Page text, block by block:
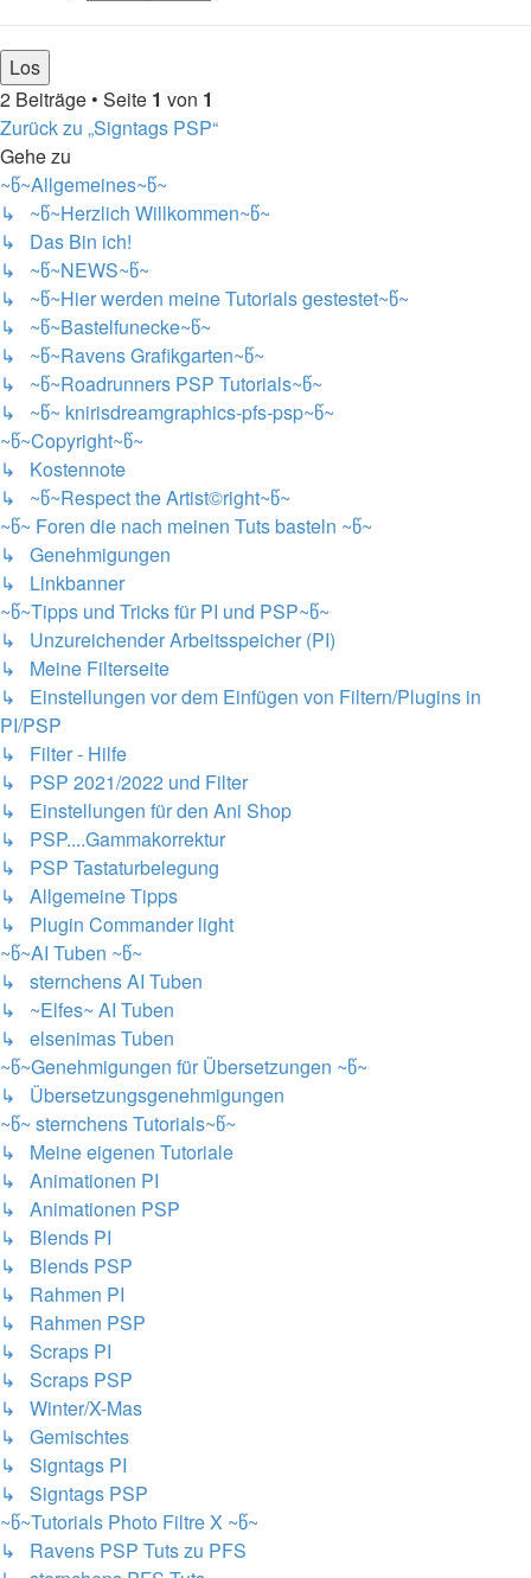
2 Beiträge • Seite 1 von 1
Zurück zu „Signtags PSP“
Gehe zu
~წ~Allgemeines~წ~
↳ ~წ~Herzlich Willkommen~წ~
↳ Das Bin ich!
↳ ~წ~NEWS~წ~
↳ ~წ~Hier werden meine Tutorials gestestet~წ~
↳ ~წ~Bastelfunecke~წ~
↳ ~წ~Ravens Grafikgarten~წ~
↳ ~წ~Roadrunners PSP Tutorials~წ~
↳ ~წ~ knirisdreamgraphics-pfs-psp~წ~
~წ~Copyright~წ~
↳ Kostennote
↳ ~წ~Respect the Artist©right~წ~
~წ~ Foren die nach meinen Tuts basteln ~წ~
↳ Genehmigungen
↳ Linkbanner
~წ~Tipps und Tricks für PI und PSP~წ~
↳ Unzureichender Arbeitsspeicher (PI)
↳ Meine Filterseite
↳ Einstellungen vor dem Einfügen von Filtern/Plugins in
PI/PSP
↳ Filter - Hilfe
↳ PSP 2021/2022 und Filter
↳ Einstellungen für den Ani Shop
↳ PSP....Gammakorrektur
↳ PSP Tastaturbelegung
↳ Allgemeine Tipps
↳ Plugin Commander light
~წ~AI Tuben ~წ~
↳ sternchens AI Tuben
↳ ~Elfes~ AI Tuben
↳ elsenimas Tuben
~წ~Genehmigungen für Übersetzungen ~წ~
↳ Übersetzungsgenehmigungen
~წ~ sternchens Tutorials~წ~
↳ Meine eigenen Tutoriale
↳ Animationen PI
↳ Animationen PSP
↳ Blends PI
↳ Blends PSP
↳ Rahmen PI
↳ Rahmen PSP
↳ Scraps PI
↳ Scraps PSP
↳ Winter/X-Mas
↳ Gemischtes
↳ Signtags PI
↳ Signtags PSP
~წ~Tutorials Photo Filtre X ~წ~
↳ Ravens PSP Tuts zu PFS